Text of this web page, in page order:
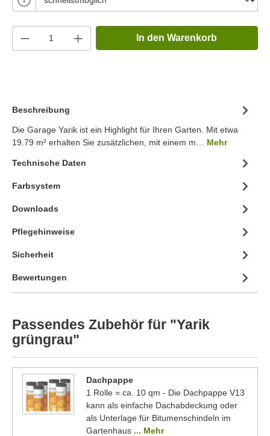
In den Warenkorb
Beschreibung
Die Garage Yarik ist ein Highlight für Ihren Garten. Mit etwa
19.79 m² erhalten Sie zusätzlichen, mit einem m… Mehr
Technische Daten
Farbsystem
Downloads
Pflegehinweise
Sicherheit
Bewertungen
Passendes Zubehör für "Yarik
grüngrau"
Dachpappe
1 Rolle = ca. 10 qm - Die Dachpappe V13
kann als einfache Dachabdeckung oder
als Unterlage für Bitumenschindeln im
Gartenhaus ... Mehr